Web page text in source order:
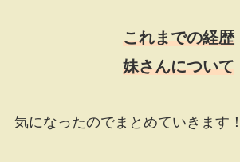
これまでの経歴
妹さんについて
気になったのでまとめていきます！